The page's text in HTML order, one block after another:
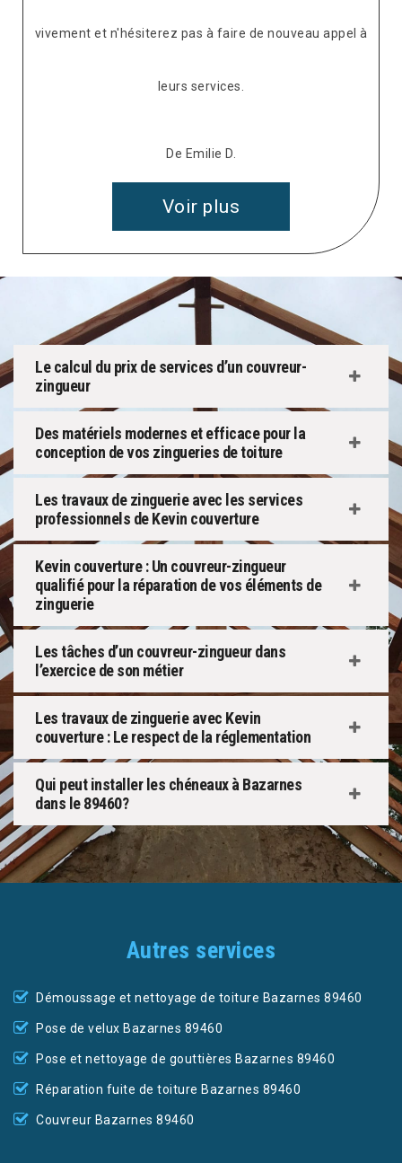
vivement et n'hésiterez pas à faire de nouveau appel à
leurs services.
De Emilie D.
Voir plus
Le calcul du prix de services d’un couvreur-
zingueur
Des matériels modernes et efficace pour la
conception de vos zingueries de toiture
Les travaux de zinguerie avec les services
professionnels de Kevin couverture
Kevin couverture : Un couvreur-zingueur
qualifié pour la réparation de vos éléments de
zinguerie
Les tâches d’un couvreur-zingueur dans
l’exercice de son métier
Les travaux de zinguerie avec Kevin
couverture : Le respect de la réglementation
Qui peut installer les chéneaux à Bazarnes
dans le 89460?
Autres services
Démoussage et nettoyage de toiture Bazarnes 89460
Pose de velux Bazarnes 89460
Pose et nettoyage de gouttières Bazarnes 89460
Réparation fuite de toiture Bazarnes 89460
Couvreur Bazarnes 89460